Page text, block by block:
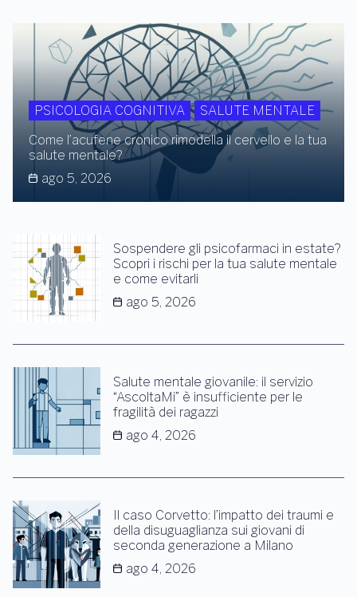
PSICOLOGIA COGNITIVA
SALUTE MENTALE
Come l’acufene cronico rimodella il cervello e la tua
salute mentale?
ago 5, 2026
Sospendere gli psicofarmaci in estate?
Scopri i rischi per la tua salute mentale
e come evitarli
ago 5, 2026
Salute mentale giovanile: il servizio
“AscoltaMi” è insufficiente per le
fragilità dei ragazzi
ago 4, 2026
Il caso Corvetto: l’impatto dei traumi e
della disuguaglianza sui giovani di
seconda generazione a Milano
ago 4, 2026